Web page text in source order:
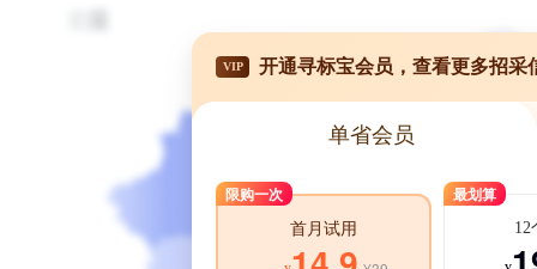
VIP 开通寻标宝会员，查看更多招采
单省会员
限购一次
首月试用
最划算
12